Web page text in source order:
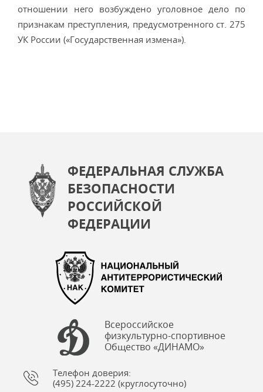
отношении него возбуждено уголовное дело по
признакам преступления, предусмотренного ст. 275
УК России («Государственная измена»).
ФЕДЕРАЛЬНАЯ СЛУЖБА
БЕЗОПАСНОСТИ
РОССИЙСКОЙ
ФЕДЕРАЦИИ
Всероссийское
физкультурно-спортивное
Общество «ДИНАМО»
Телефон доверия:
(495) 224-2222 (круглосуточно)